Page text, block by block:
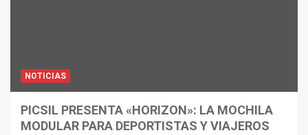
NOTICIAS
PICSIL PRESENTA «HORIZON»: LA MOCHILA
MODULAR PARA DEPORTISTAS Y VIAJEROS